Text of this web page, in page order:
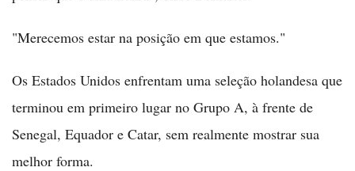
"Merecemos estar na posição em que estamos."
Os Estados Unidos enfrentam uma seleção holandesa que
terminou em primeiro lugar no Grupo A, à frente de
Senegal, Equador e Catar, sem realmente mostrar sua
melhor forma.